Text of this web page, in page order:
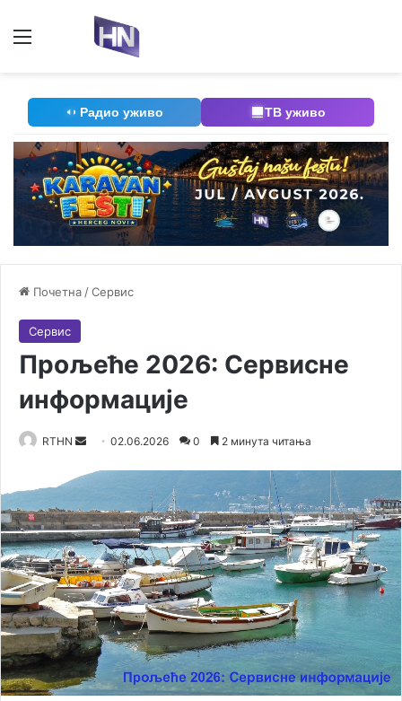
Радио уживо ТВ уживо
Почетна /Сервис
Сервис
Прољеће 2026: Сервисне
информације
RTHN
a
n
e
m
a
i
02.06.2026 0 2 минута читања